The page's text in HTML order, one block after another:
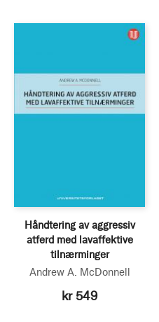
Håndtering av aggressiv
atferd med lavaffektive
tilnærminger
Andrew A. McDonnell
kr 549